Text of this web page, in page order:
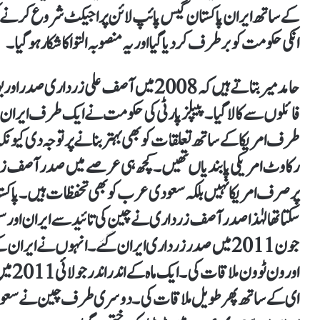
انکی حکومت کو برطرف کر دیا گیا اور یہ منصوبہ التوا کا شکار ہو گیا۔
حامد میر بتاتے ہیں کہ 2008 میں آصف
فائلوں سے کالا گیا۔ پیپلز پارٹی کی حکومت نے ایک طرف
طرف امریکا کے ساتھ تعلقات کو بھی بہتر بنانے پر توجہ دی
رکاوٹ امریکی پابندیاں تھیں۔ کچھ ہی عرصے میں صدر آصف
پرصرف امریکا نہیں بلکہ سعودی عرب کو بھی تحفظات ہیں۔
سکتا تھا لہٰذا صدر آصف زرداری نے چین کی تائید سے ایران
جون 2011 میں صدر زرداری ایران گئے۔ انہوں نے
ای کے ساتھ پھر طویل ملاقات کی۔ دوسری طرف چین نے